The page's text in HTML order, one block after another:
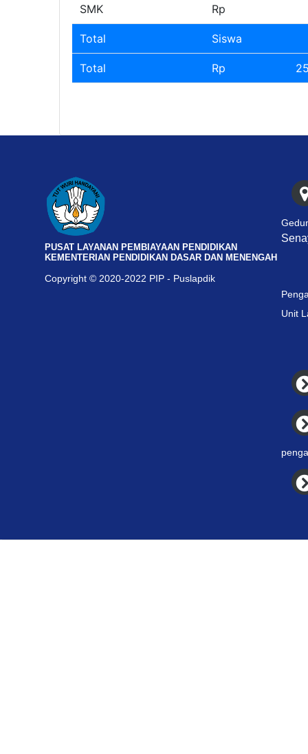
SMK Rp
Total Siswa
Total Rp
PUSAT LAYANAN PEMBIAYAAN PENDIDIKAN
KEMENTERIAN PENDIDIKAN DASAR DAN MENENGAH
Copyright © 2020-2022 PIP - Puslapdik
Unit